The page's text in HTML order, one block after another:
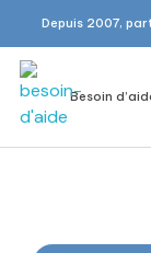
Depuis 2007,
Besoin